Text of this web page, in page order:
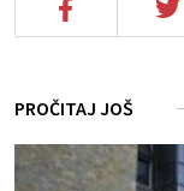
PROČITAJ JOŠ